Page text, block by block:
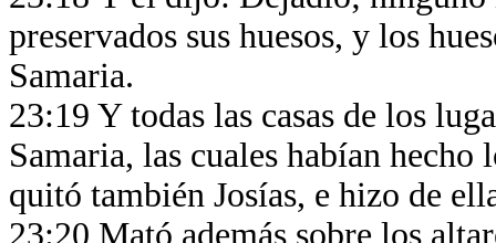
preservados sus huesos, y los
Samaria.
23:19 Y todas las casas de los
Samaria, las cuales habían
quitó también Josías, e hizo de
23:20 Mató además sobre los